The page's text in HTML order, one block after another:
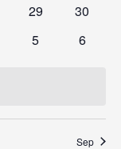
29
30
5 6
Sep